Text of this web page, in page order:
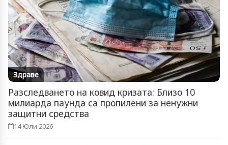
Здраве
Разследването на ковид кризата: Близо 10
милиарда паунда са пропилени за ненужни
защитни средства
14 Юли 2026